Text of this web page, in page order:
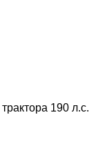
190 л.с.